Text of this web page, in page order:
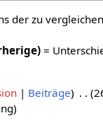
der zu
=
Beiträge